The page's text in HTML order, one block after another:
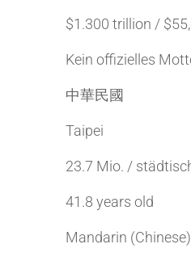
$1.300 trillion /
Kein offizielles
中華民國
Taipei
23.7 Mio. /
41.8 years old
Mandarin (Chinese)